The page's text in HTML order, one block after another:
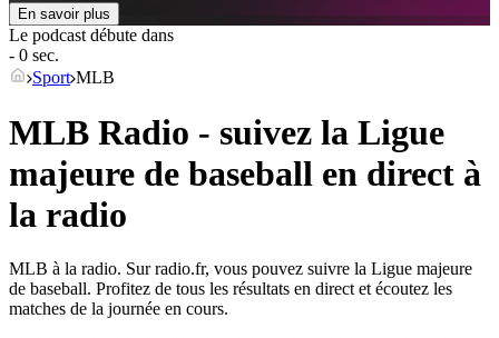
En savoir plus
Le podcast débute dans
- 0 sec.
Sport MLB
MLB Radio - suivez la Ligue
majeure de baseball en direct à
la radio
MLB à la radio. Sur radio.fr, vous pouvez suivre la Ligue majeure
de baseball. Profitez de tous les résultats en direct et écoutez les
matches de la journée en cours.